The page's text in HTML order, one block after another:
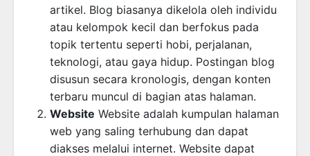
artikel. Blog biasanya dikelola oleh individu
atau kelompok kecil dan berfokus pada
topik tertentu seperti hobi, perjalanan,
teknologi, atau gaya hidup. Postingan blog
disusun secara kronologis, dengan konten
terbaru muncul di bagian atas halaman.
Website Website adalah kumpulan halaman
web yang saling terhubung dan dapat
diakses melalui internet. Website dapat